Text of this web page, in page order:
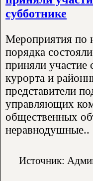
субботнике
Мероприятия по
порядка
приняли участие
курорта и
представители
управляющих
общественных
неравнодушные..
Источник: